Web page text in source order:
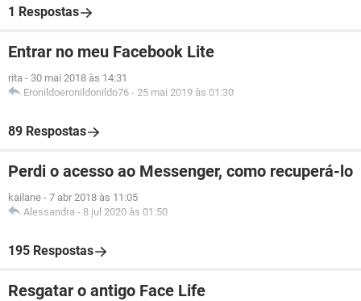
1 Respostas
Entrar no meu Facebook Lite
rita - 30 mai 2018 às 14:31
Eronildoeronildonildo76 - 25 mai 2019 às 01:30
89 Respostas
Perdi o acesso ao Messenger, como recuperá-lo
kailane - 7 abr 2018 às 11:05
Alessandra - 8 jul 2020 às 01:50
195 Respostas
Resgatar o antigo Face Life